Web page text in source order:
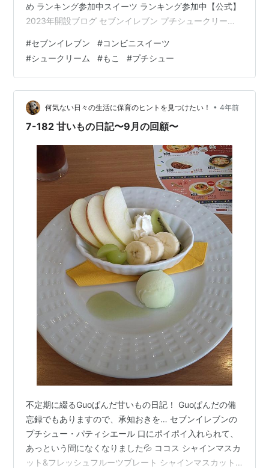
め ランキング参加中スイーツ ランキング参加中【公式】
2023年開設ブログ セブンイレブン プチシュークリーム
の小さなシュークリーム。女性にはとってもいいですよ
ね。自分の食べたい量がコントロールできるスイーツで
人気の一品です。それが新作となってパワーアップしま
した。それでは、ひと口いただきます。ん！の、濃厚。
カスタードのコクがとっても濃厚です。1個あたりの感覚
は通常サ…
#セブンイレブン #コンビニスイーツ
#シュークリーム #もこ #プチシュー
何気ない日々の生活に保育のヒントを見つけたい！ • 4年前
7-182 甘いもの日記〜9月の回顧〜
不定期に綴るGuoぱんだ甘いもの日記！ Guoぱんだの備
忘録でもありますので、承知おきを… セブンイレブンの
プチシュー・パティシエール 口にポイポイ入れられて、
あっという間になくなりました💦 ココス シャインマスカ
ット&フレッシュフルーツプレート シャインマスカット